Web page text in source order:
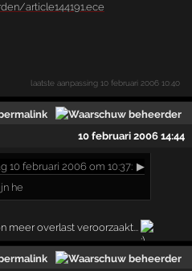
article144191.ece
laatste aanpassing10 februari 2006 10:40
10 februari 2006 14:44
10 februari 2006 om 10:37: ▶
he
meer overlast veroorzaakt...